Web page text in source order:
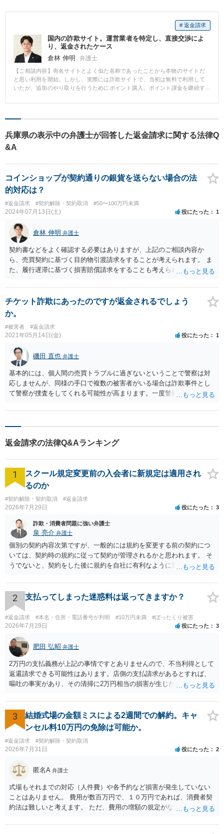
# 返金請求
国内の詐欺サイト。運営業者を特定し、直接交渉によ
り、返金されたケース
倉林 伸明
弁護士
【ご相談内容】有名サイトとよく似た名称であったことから本物のサイトだ
と思い利用を開始。しかし、実際には詐欺サイトで、当初は無料で利用して
いたが、追加のやり取りを行うためにポイント購入。ポイント課金を継続す
支払いは、総額数十万円となった。詐欺と気づき、当事務所へ相談。支払い
兵庫県の表示中の弁護士が回答した返金請求に関する法律Q
&A
コインショップが契約通りの銀貨を送らない場合の法
的対応は？
#返金請求 #契約解除・契約取消 #50〜100万円未満
2024年07月13日(土) 役にたった 1
倉林 伸明 弁護士
契約書などをよく確認する必要はありますが、上記のご相談内容か
ら、売買契約に基づく目的物引渡請求をすることが考えられます。 ま
た、履行遅滞に基づく損害賠償請求をすることも考えられます。 訴訟
便を送り、交渉をしてもらうという方法も考えられます。 一度、弁護
士に相談されてはいかがでしょうか。
チケット詐欺にあったのですが返金されるでしょう
か。
#被害者 #返金請求
2021年05月14日(金) 役にたった 1
磯田 直也 弁護士
基本的には、個人間の売買トラブルに過ぎないということで警察は対
応しませんが、同様の手口で複数の被害者がいる場合は詐欺事件とし
て警察が捜査をしてくれる可能性が高まります。一度警察にご相談い
は対応してくれませんので、ご本人様で返金交渉を行うか、弁護士に
返金請求の法律Q&Aランキング
1
スクール規定変更前の入会者に新規定は適用され
るのか
#契約解除・契約取消 #返金請求
2026年7月29日 役にたった 3
詐欺・消費者問題に強い弁護士
泉 亮介 弁護士
個別の契約内容次第ですが、一般的には規約を変更する前の契約につ
いては、契約時の規約に従って契約が管理されるかと思われます。 そ
うでないと、契約をした後に規約を自社に有利なように変更し、それ
る場合があるかと思われます。
2 支払ってしまった迷惑料は返ってきますか？
#返金請求 #本名・住所・電話番号が判明 #10万円未満 #ぼったくり被害
2026年7月29日 役にたった 3
肥田 弘昭 弁護士
2万円の支払義務が上記の事情ですとありませんので、不当利得として
返還請求できる可能性はあります。店側の支払請求があるとすれば、
嘔吐の事実があり、その清掃に2万円相当の損害が生じた場合です。ご
3
結婚式場の金額ミスによる2週間での解約。キャ
ンセル料10万円の免除は可能か。
#返金請求 #契約解除・契約取消
2026年7月31日 役にたった 2
匿名A 弁護士
式場もそれまでの対応（人件費）や各予約など損害が発生していない
ことはありません。 費用が数百万円で、１０万円であれば、消費者契
約法は難しいと考えます。 ただ、費用の増額の規定がなかったのに増
ということになり、解約するのは理由がないことになります。